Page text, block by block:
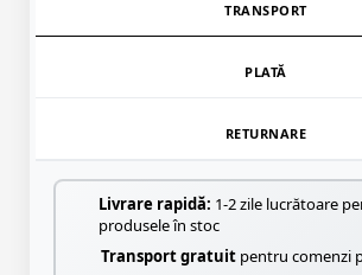
TRANSPORT
PLATĂ
RETURNARE
Livrare rapidă: 1-2 zile lucrătoare
produsele în stoc
Transport gratuit pentru comenzi